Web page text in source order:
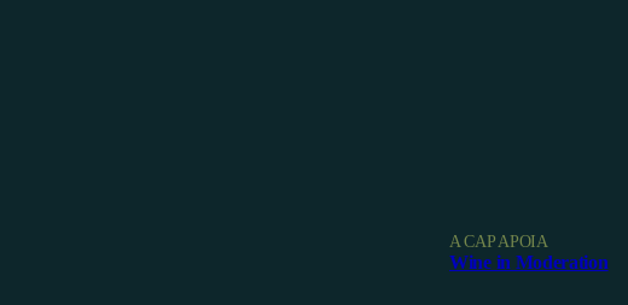
A CAP APOIA
Wine in Moderation